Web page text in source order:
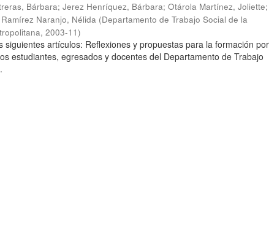
Bárbara;Jerez Henríquez, Bárbara;Otárola Martínez, Joliette;
Ramírez Naranjo, Nélida (Departamento de Trabajo Social de la
,2003-11)
siguientes artículos: Reflexiones y propuestas para la formación por
estudiantes, egresados y docentes del Departamento de Trabajo